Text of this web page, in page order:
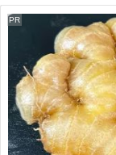
PR